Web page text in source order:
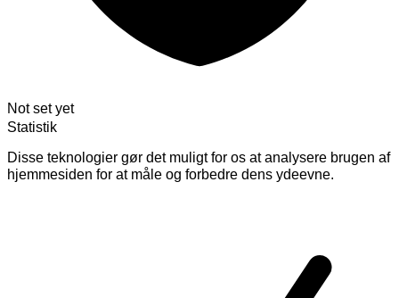
Not set yet
Statistik
Disse teknologier gør det muligt for os at analysere brugen af
hjemmesiden for at måle og forbedre dens ydeevne.